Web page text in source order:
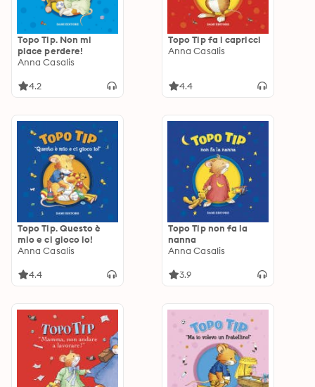
Topo Tip. Non mi
piace perdere!
Anna Casalis
4.2
Topo Tip fa i capricci
Anna Casalis
4.4
Topo Tip. Questo è
mio e ci gioco io!
Anna Casalis
4.4
Topo Tip non fa la
nanna
Anna Casalis
3.9